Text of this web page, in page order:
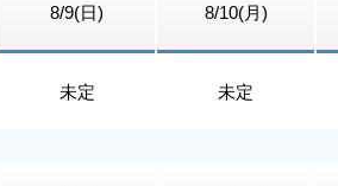
8/9(日) 8/10(月)
未定 未定